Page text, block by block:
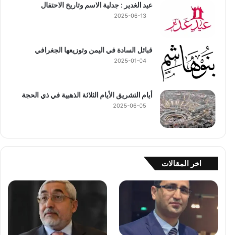
عيد الغدير : جدلية الاسم وتاريخ الاحتفال
2025-06-13
قبائل السادة في اليمن وتوزيعها الجغرافي
2025-01-04
أيام التشريق الأيام الثلاثة الذهبية في ذي الحجة
2025-06-05
اخر المقالات